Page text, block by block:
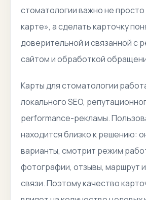
стоматологии важно не просто
карте», а сделать карточку
доверительной и связанной с
сайтом и обработкой
Карты для стоматологии
локального SEO,
performance-рекламы.
находится близко к решению:
варианты, смотрит режим
фотографии, отзывы, маршрут
связи. Поэтому качество